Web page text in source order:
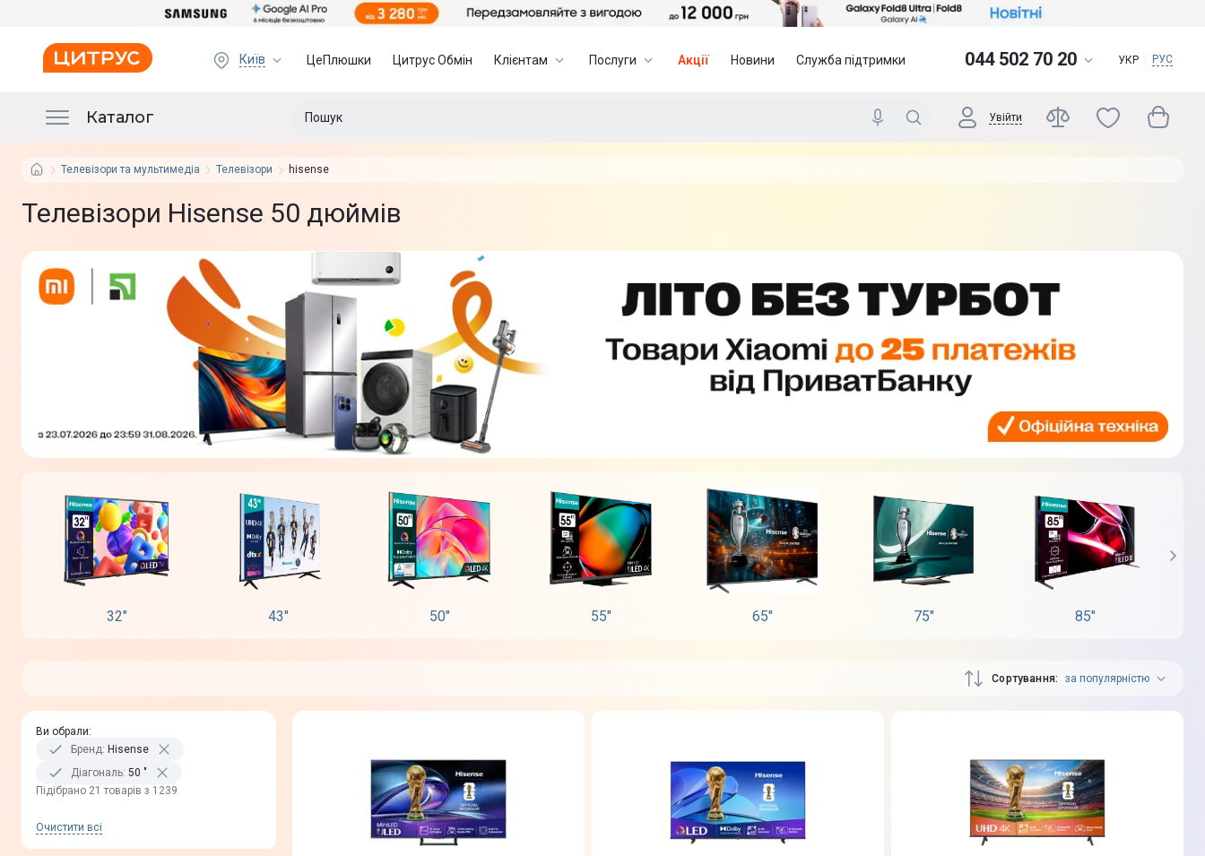
Київ ЦеПлюшки Цитрус Обмін Клієнтам Послуги Акції Новини Служба підтримки 044 502 70 20 УКР РУС
Каталог Увійти
Телевізори та мультимедіа Телевізори hisense
Телевізори Hisense 50 дюймів
32" 43" 50" 55" 65" 75" 85"
Сортування за популярністю
Ви обрали:
Бренд: Hisense
Діагональ: 50 "
Пiдiбрано 21 товарів з 1239
Очистити всi